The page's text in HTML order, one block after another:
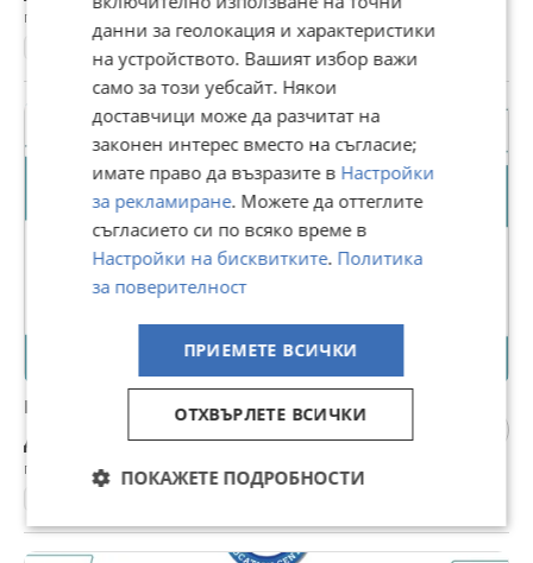
гр. Варна, Христо Ботев, днес, 11:05
Немски
Курсове по испански език за всички възрастни
Договаряне
гр. Варна, Христо Ботев, днес, 11:03
данни за геолокация и характеристики
на устройството. Вашият избор важи
само за този уебсайт. Някои
доставчици може да разчитат на
законен интерес вместо на съгласие;
имате право да възразите в Настройки
за рекламиране. Можете да оттеглите
съгласието си по всяко време в
Настройки на бисквитките. Политика
за поверителност
ПРИЕМЕТЕ ВСИЧКИ
ОТХВЪРЛЕТЕ ВСИЧКИ
ПОКАЖЕТЕ ПОДРОБНОСТИ